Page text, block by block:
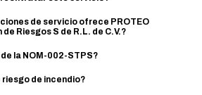
de servicio ofrece PROTEO
Riesgos S de R.L. de C.V.?
la NOM-002-STPS?
riesgo de incendio?